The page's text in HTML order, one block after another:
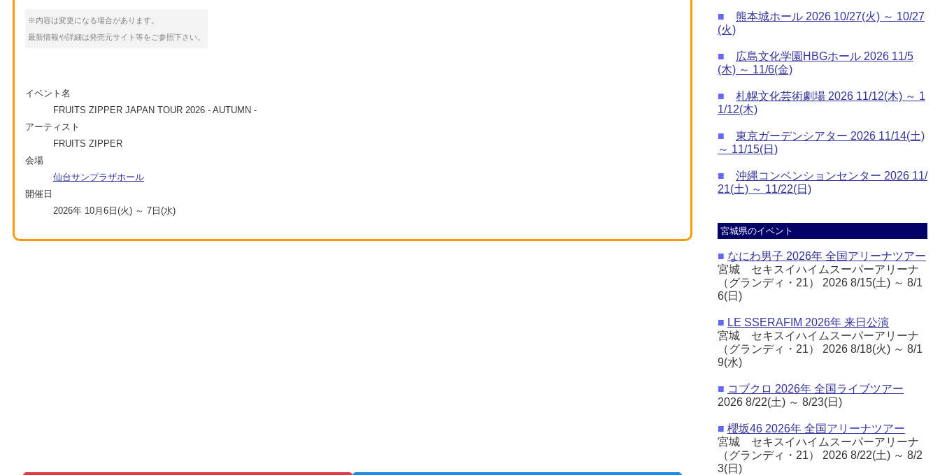
※内容は変更になる場合があります。
最新情報や詳細は発売元サイト等をご参照下さい。
イベント名
FRUITS ZIPPER JAPAN TOUR 2026 - AUTUMN -
アーティスト
FRUITS ZIPPER
会場
仙台サンプラザホール
開催日
2026年 10月6日(火) ～ 7日(水)
■
熊本城ホール 2026 10/27(火) ～ 10/27
(火)
■
広島文化学園HBGホール 2026 11/5
(木) ～ 11/6(金)
■
札幌文化芸術劇場 2026 11/12(木) ～ 1
1/12(木)
■
東京ガーデンシアター 2026 11/14(土)
～ 11/15(日)
■
沖縄コンベンションセンター 2026 11/
21(土) ～ 11/22(日)
宮城県のイベント
■ なにわ男子 2026年 全国アリーナツアー
宮城 セキスイハイムスーパーアリーナ
（グランディ・21） 2026 8/15(土) ～ 8/1
6(日)
■ LE SSERAFIM 2026年 来日公演
宮城 セキスイハイムスーパーアリーナ
（グランディ・21） 2026 8/18(火) ～ 8/1
9(水)
■ コブクロ 2026年 全国ライブツアー
2026 8/22(土) ～ 8/23(日)
■ 櫻坂46 2026年 全国アリーナツアー
宮城 セキスイハイムスーパーアリーナ
（グランディ・21） 2026 8/22(土) ～ 8/2
3(日)